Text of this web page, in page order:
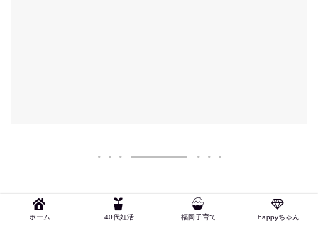
ホーム 40代妊活 福岡子育て happyちゃん